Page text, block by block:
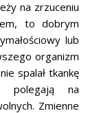
na zrzuceniu
to dobrym
lub
organizm
spalał tkankę
polegają na
Zmienne